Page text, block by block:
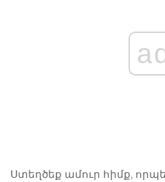
Ստեղծեք ամուր հիմք,